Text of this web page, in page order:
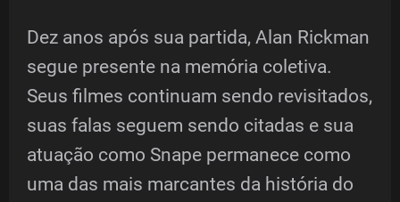
Dez anos após sua partida, Alan Rickman
segue presente na memória coletiva.
Seus filmes continuam sendo revisitados,
suas falas seguem sendo citadas e sua
atuação como Snape permanece como
uma das mais marcantes da história do